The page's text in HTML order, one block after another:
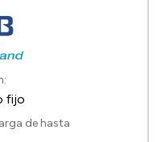
fijo
de hasta